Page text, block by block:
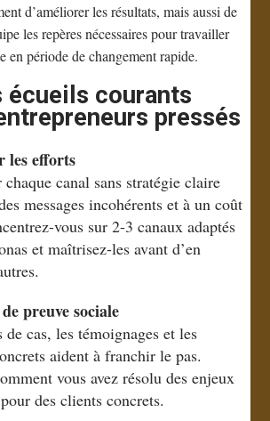
d’améliorer les résultats, mais aussi de
les repères nécessaires pour travailler
en période de changement rapide.
écueils courants
pressés
les efforts
canal sans stratégie claire
messages incohérents et à un coût
vous sur 2-3 canaux adaptés
et maîtrisez-les avant d’en
preuve sociale
de cas, les témoignages et les
aident à franchir le pas.
vous avez résolu des enjeux
des clients concrets.